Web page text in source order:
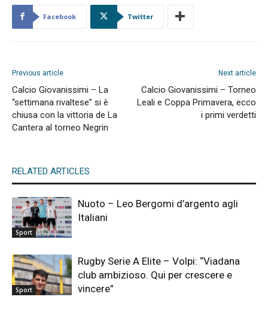
Facebook Twitter
Previous article
Calcio Giovanissimi – La
“settimana rivaltese” si è
chiusa con la vittoria de La
Cantera al torneo Negrin
Next article
Calcio Giovanissimi – Torneo
Leali e Coppa Primavera, ecco
i primi verdetti
RELATED ARTICLES
Sport
Nuoto – Leo Bergomi d’argento agli
Italiani
Sport
Rugby Serie A Elite – Volpi: “Viadana
club ambizioso. Qui per crescere e
vincere”